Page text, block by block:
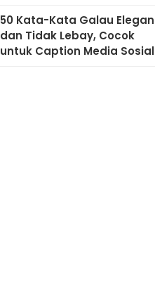
50 Kata-Kata Galau Elegan
dan Tidak Lebay, Cocok
untuk Caption Media Sosial